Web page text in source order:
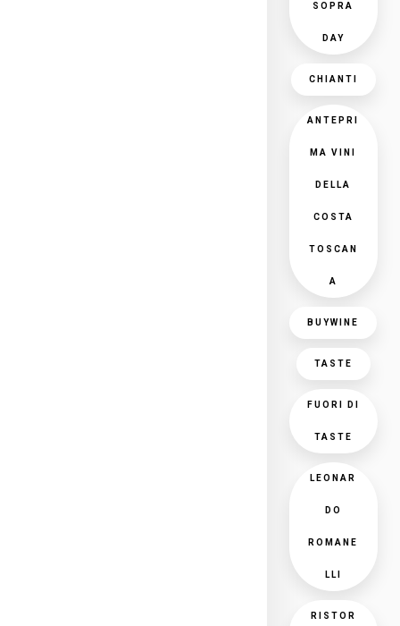
SOPRA
DAY
CHIANTI
ANTEPRI
MA VINI
DELLA
COSTA
TOSCAN
A
BUYWINE
TASTE
FUORI DI
TASTE
LEONAR
DO
ROMANE
LLI
RISTOR